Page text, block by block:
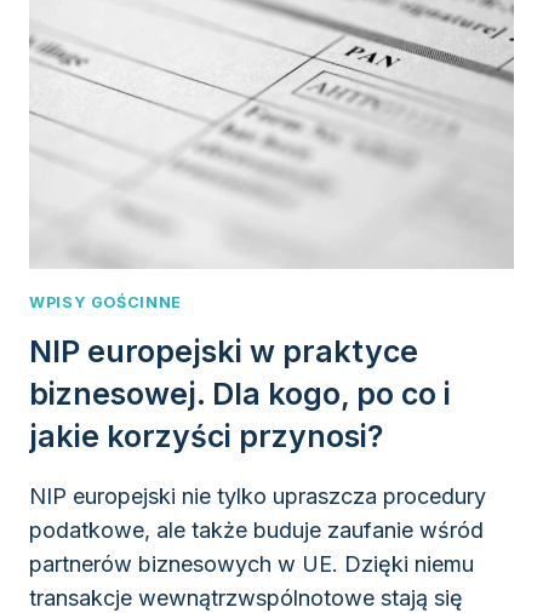
SĄ
ZALECANE
WARTOŚCI
DLA
RÓŻNYCH
PRODUKTÓW?
WPISY GOŚCINNE
NIP europejski w praktyce
biznesowej. Dla kogo, po co i
jakie korzyści przynosi?
NIP europejski nie tylko upraszcza procedury
podatkowe, ale także buduje zaufanie wśród
partnerów biznesowych w UE. Dzięki niemu
transakcje wewnątrzwspólnotowe stają się